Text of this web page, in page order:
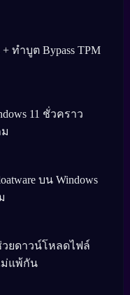
ทำบูต Bypass TPM
11 ชั่วคราว
บน Windows
ยดาวน์โหลดไฟล์
ม่แพ้กัน